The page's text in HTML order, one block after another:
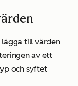
till värden
av ett
och syftet